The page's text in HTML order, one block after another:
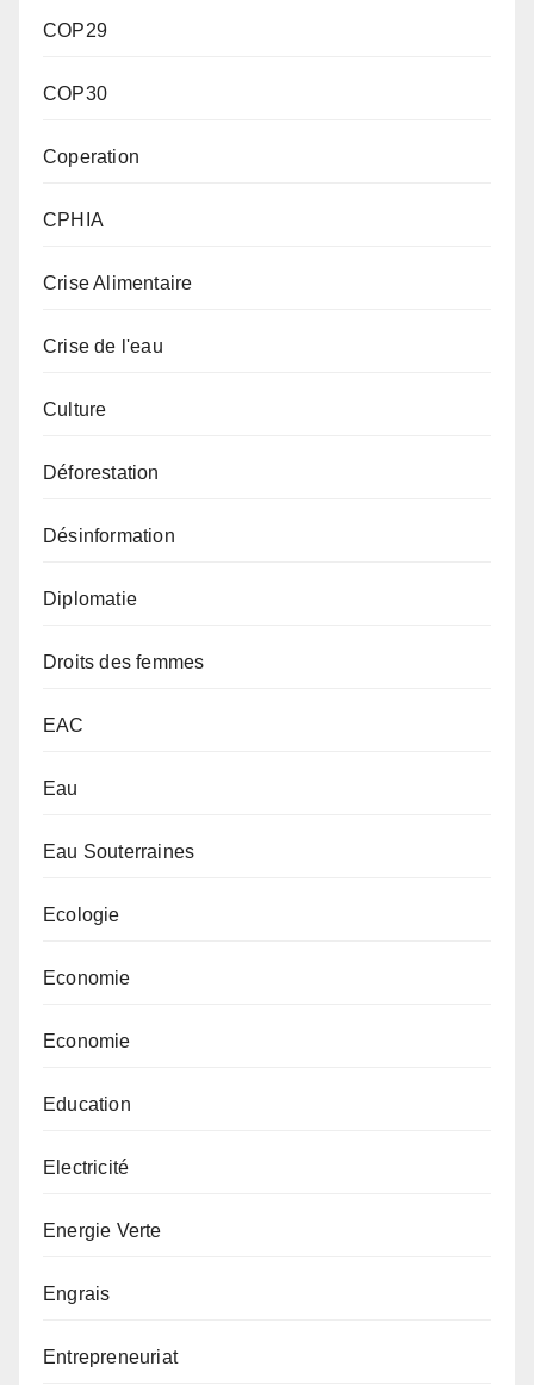
COP29
COP30
Coperation
CPHIA
Crise Alimentaire
Crise de l'eau
Culture
Déforestation
Désinformation
Diplomatie
Droits des femmes
EAC
Eau
Eau Souterraines
Ecologie
Economie
Economie
Education
Electricité
Energie Verte
Engrais
Entrepreneuriat